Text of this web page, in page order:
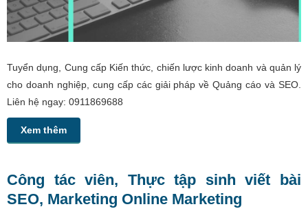
Tuyển dụng, Cung cấp Kiến thức, chiến lược kinh doanh và quản lý
cho doanh nghiệp, cung cấp các giải pháp về Quảng cáo và SEO.
Liên hệ ngay: 0911869688
Xem thêm
Công tác viên, Thực tập sinh viết bài
SEO, Marketing Online Marketing